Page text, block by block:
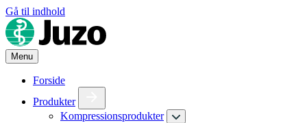
Gå til indhold
Menu
Forside
Produkter
Kompressionsprodukter